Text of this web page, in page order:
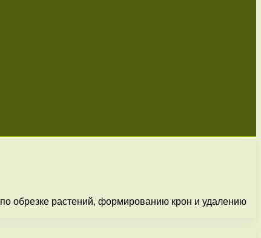
обрезке растений, формированию крон и удалению